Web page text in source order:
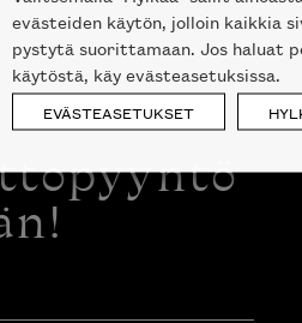
evästeiden käytön, jolloin kaikkia
pystytä suorittamaan. Jos haluat
käytöstä, käy evästeasetuksissa.
EVÄSTEASETUKSET